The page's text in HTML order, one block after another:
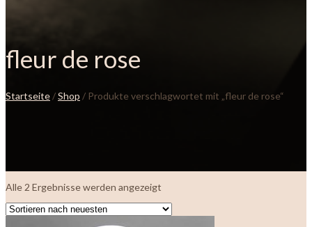
fleur de rose
Startseite /Shop / Produkte verschlagwortet mit „fleur de rose“
Alle 2 Ergebnisse werden angezeigt
sortiert